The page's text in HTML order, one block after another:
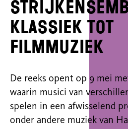
klassiek tot
filmmuziek
De reeks opent op 9 mei
waarin musici van
spelen in een afwisselend
onder andere muziek van